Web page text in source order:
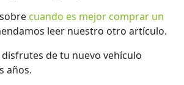
cuando es mejor comprar un
leer nuestro otro artículo.
de tu nuevo vehículo
años.